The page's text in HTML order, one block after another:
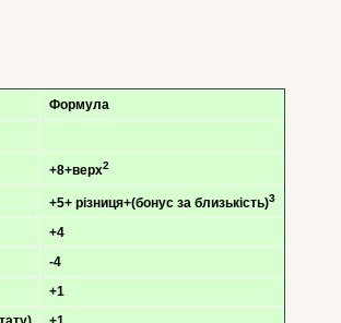
Формула
+8+верх2
+5+ різниця+(бонус за близькість)3
+4
-4
+1